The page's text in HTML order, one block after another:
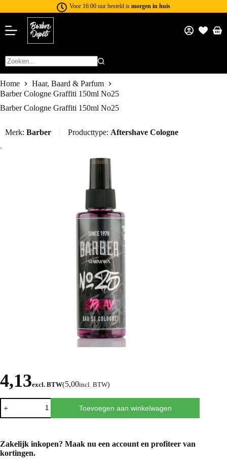
Voor 16:00 uur besteld is morgen in huis
Home
Haar, Baard & Parfum
Barber Cologne Graffiti 150ml No25
Barber Cologne Graffiti 150ml No25
Merk: Barber Producttype: Aftershave Cologne
4,13excl. BTW(5,00incl. BTW)
Toevoegen aan winkelwagen
Zakelijk inkopen? Maak nu een account en profiteer van
kortingen.